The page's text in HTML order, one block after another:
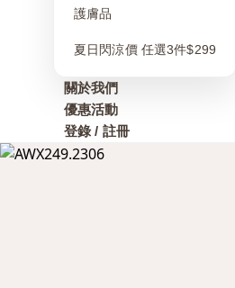
護膚品
夏日閃涼價 任選3件$299
關於我們
優惠活動
登錄 / 註冊